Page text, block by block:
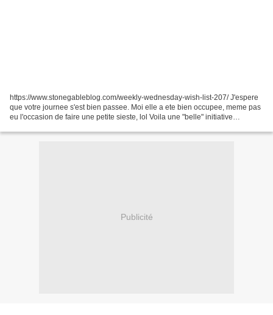
https://www.stonegableblog.com/weekly-wednesday-wish-list-207/ J'espere
que votre journee s'est bien passee. Moi elle a ete bien occupee, meme pas
eu l'occasion de faire une petite sieste, lol Voila une "belle" initiative
Publicité